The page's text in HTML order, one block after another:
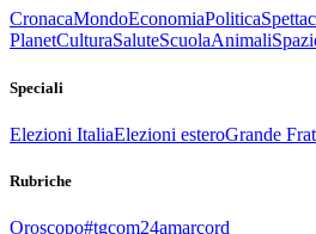
CronacaMondoEconomiaPolitica
PlanetCulturaSaluteScuolaAnimali
Speciali
Elezioni ItaliaElezioni esteroGrande
Rubriche
Oroscopo#tgcom24amarcord